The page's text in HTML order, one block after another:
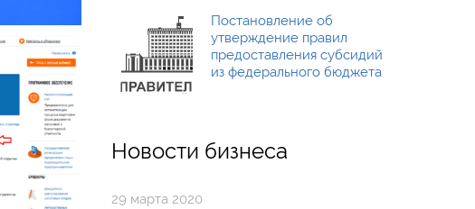
Постановление об
утверждение правил
предоставления субсидий
из федерального бюджета
Новости бизнеса
29 марта 2020